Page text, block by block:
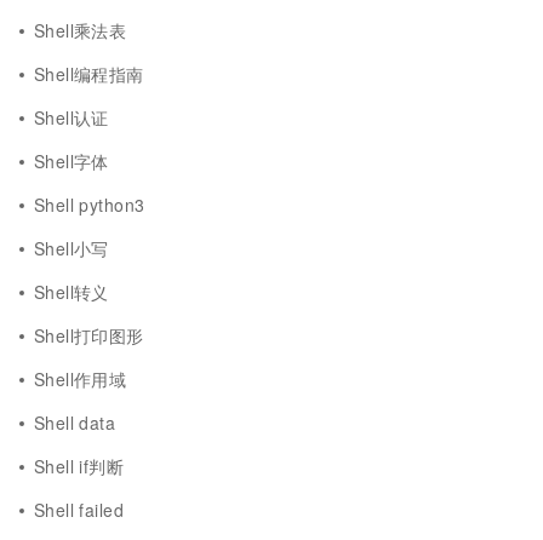
Shell乘法表
Shell编程指南
Shell认证
Shell字体
Shell python3
Shell小写
Shell转义
Shell打印图形
Shell作用域
Shell data
Shell if判断
Shell failed